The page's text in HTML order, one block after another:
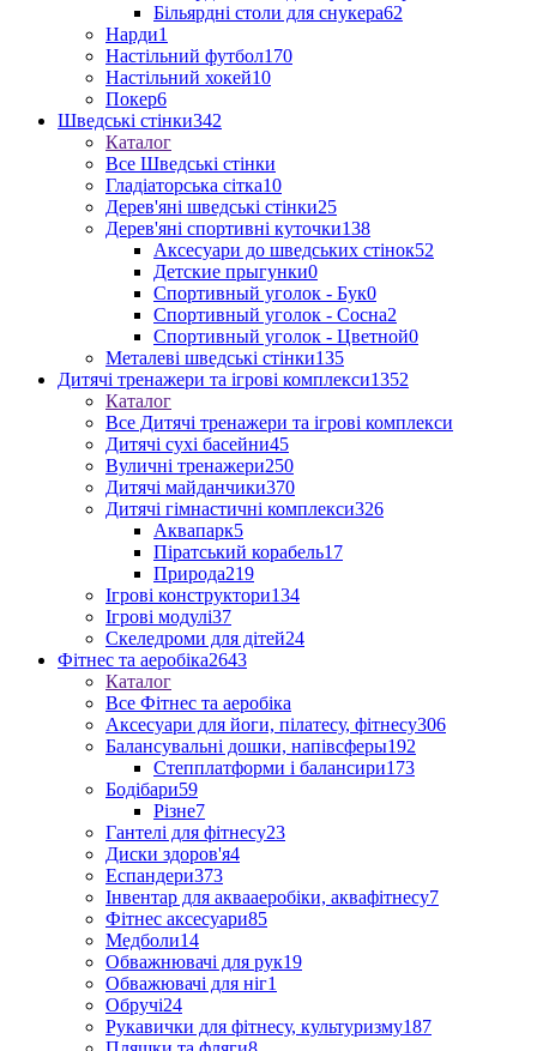
Більярдні столи для снукера62
Нарди1
Настільний футбол170
Настільний хокей10
Покер6
Шведські стінки342
Каталог
Все Шведські стінки
Гладіаторська сітка10
Дерев'яні шведські стінки25
Дерев'яні спортивні куточки138
Аксесуари до шведських стінок52
Детские прыгунки0
Спортивный уголок - Бук0
Спортивный уголок - Сосна2
Спортивный уголок - Цветной0
Металеві шведські стінки135
Дитячі тренажери та ігрові комплекси1352
Каталог
Все Дитячі тренажери та ігрові комплекси
Дитячі сухі басейни45
Вуличні тренажери250
Дитячі майданчики370
Дитячі гімнастичні комплекси326
Аквапарк5
Піратський корабель17
Природа219
Ігрові конструктори134
Ігрові модулі37
Скеледроми для дітей24
Фітнес та аеробіка2643
Каталог
Все Фітнес та аеробіка
Аксесуари для йоги, пілатесу, фітнесу306
Балансувальні дошки, напівсферы192
Степплатформи і балансири173
Бодібари59
Різне7
Гантелі для фітнесу23
Диски здоров'я4
Еспандери373
Інвентар для аквааеробіки, аквафітнесу7
Фітнес аксесуари85
Медболи14
Обважнювачі для рук19
Обважювачі для ніг1
Обручі24
Рукавички для фітнесу, культуризму187